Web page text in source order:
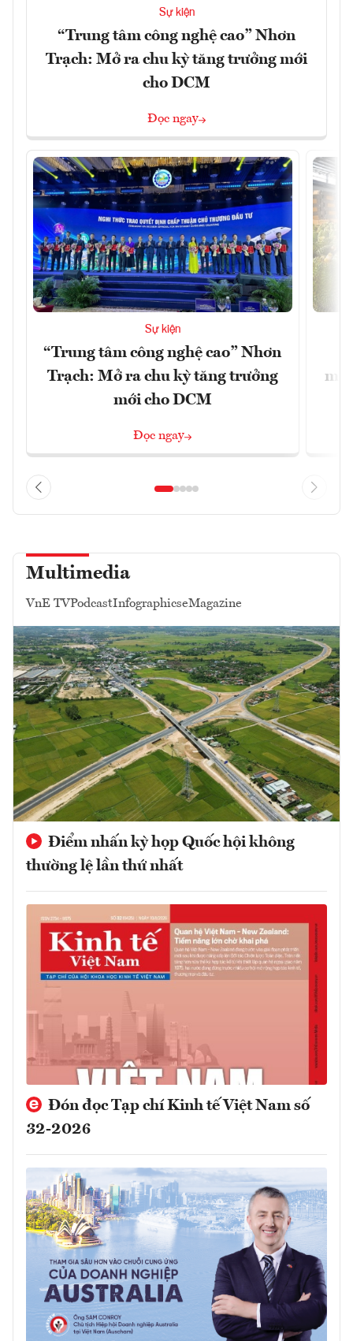
Sự kiện
“Trung tâm công nghệ cao” Nhơn
Trạch: Mở ra chu kỳ tăng trưởng mới
cho DCM
Đọc ngay
Sự kiện
“Trung tâm công nghệ cao” Nhơn
Trạch: Mở ra chu kỳ tăng trưởng
mới cho DCM
Đọc ngay
Multimedia
VnE TVPodcastInfographicseMagazine
Điểm nhấn kỳ họp Quốc hội không
thường lệ lần thứ nhất
Đón đọc Tạp chí Kinh tế Việt Nam số
32-2026